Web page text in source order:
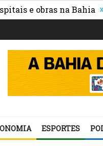
na Bahia » Vitória
ESPORTES